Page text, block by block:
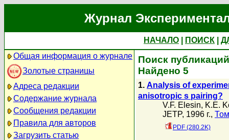
Журнал
НАЧАЛО ПОИСК
Общая информация о журнале
Золотые страницы
Адреса редакции
Содержание журнала
Сообщения редакции
Правила для авторов
Загрузить статью
Поиск
Найдено 5
1. Analysis of
anisotropic s pairing?
V.F. Elesin, K.E.
JETP, 1996 г.,
PDF (280.2K)